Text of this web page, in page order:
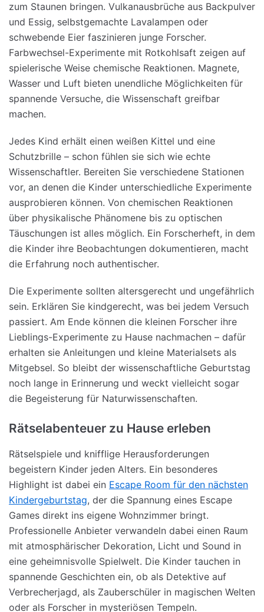
zum Staunen bringen. Vulkanausbrüche aus Backpulver
und Essig, selbstgemachte Lavalampen oder
schwebende Eier faszinieren junge Forscher.
Farbwechsel-Experimente mit Rotkohlsaft zeigen auf
spielerische Weise chemische Reaktionen. Magnete,
Wasser und Luft bieten unendliche Möglichkeiten für
spannende Versuche, die Wissenschaft greifbar
machen.
Jedes Kind erhält einen weißen Kittel und eine
Schutzbrille – schon fühlen sie sich wie echte
Wissenschaftler. Bereiten Sie verschiedene Stationen
vor, an denen die Kinder unterschiedliche Experimente
ausprobieren können. Von chemischen Reaktionen
über physikalische Phänomene bis zu optischen
Täuschungen ist alles möglich. Ein Forscherheft, in dem
die Kinder ihre Beobachtungen dokumentieren, macht
die Erfahrung noch authentischer.
Die Experimente sollten altersgerecht und ungefährlich
sein. Erklären Sie kindgerecht, was bei jedem Versuch
passiert. Am Ende können die kleinen Forscher ihre
Lieblings-Experimente zu Hause nachmachen – dafür
erhalten sie Anleitungen und kleine Materialsets als
Mitgebsel. So bleibt der wissenschaftliche Geburtstag
noch lange in Erinnerung und weckt vielleicht sogar
die Begeisterung für Naturwissenschaften.
Rätselabenteuer zu Hause erleben
Rätselspiele und knifflige Herausforderungen
begeistern Kinder jeden Alters. Ein besonderes
Highlight ist dabei ein Escape Room für den nächsten
Kindergeburtstag, der die Spannung eines Escape
Games direkt ins eigene Wohnzimmer bringt.
Professionelle Anbieter verwandeln dabei einen Raum
mit atmosphärischer Dekoration, Licht und Sound in
eine geheimnisvolle Spielwelt. Die Kinder tauchen in
spannende Geschichten ein, ob als Detektive auf
Verbrecherjagd, als Zauberschüler in magischen Welten
oder als Forscher in mysteriösen Tempeln.